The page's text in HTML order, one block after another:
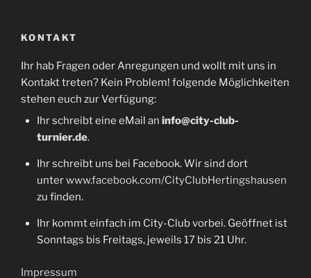
KONTAKT
Ihr hab Fragen oder Anregungen und wollt mit uns in
Kontakt treten? Kein Problem! folgende Möglichkeiten
stehen euch zur Verfügung:
Ihr schreibt eine eMail an info@city-club-
turnier.de.
Ihr schreibt uns bei Facebook. Wir sind dort
unterwww.facebook.com/CityClubHertingshausen
zu finden.
Ihr kommt einfach im City-Club vorbei. Geöffnet ist
Sonntags bis Freitags, jeweils 17 bis 21 Uhr.
Impressum